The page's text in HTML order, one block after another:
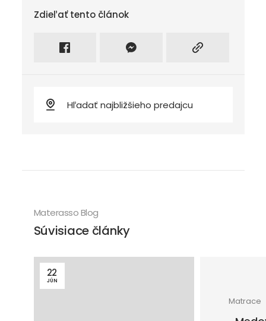
Zdieľať tento článok
Materasso Blog
Súvisiace články
22
JÚN
Matrace